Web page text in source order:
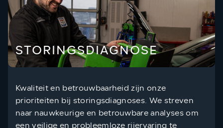
STORINGSDIAGNOSE
Kwaliteit en betrouwbaarheid zijn onze
prioriteiten bij storingsdiagnoses. We streven
naar nauwkeurige en betrouwbare analyses om
een veilige en probleemloze rijervaring te